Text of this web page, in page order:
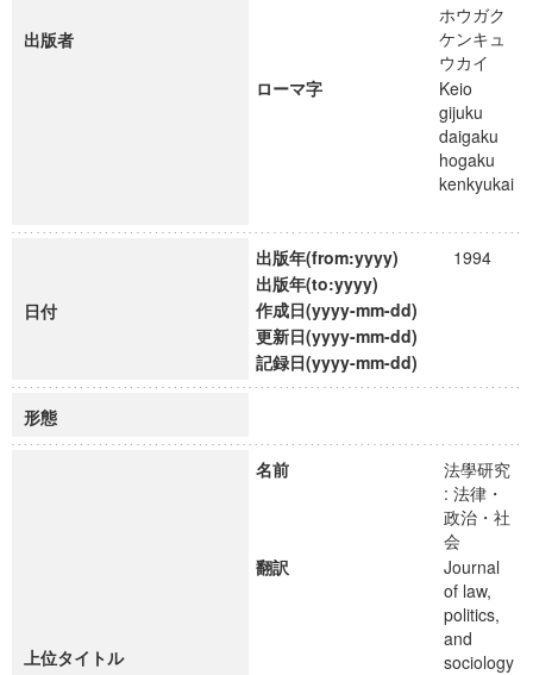
出版者
ホウガク
ケンキュ
ウカイ
ローマ字
Keio
gijuku
daigaku
hogaku
kenkyukai
日付
出版年(from:yyyy)
1994
出版年(to:yyyy)
作成日(yyyy-mm-dd)
更新日(yyyy-mm-dd)
記録日(yyyy-mm-dd)
形態
上位タイトル
名前
法學研究
: 法律・
政治・社
会
翻訳
Journal
of law,
politics,
and
sociology